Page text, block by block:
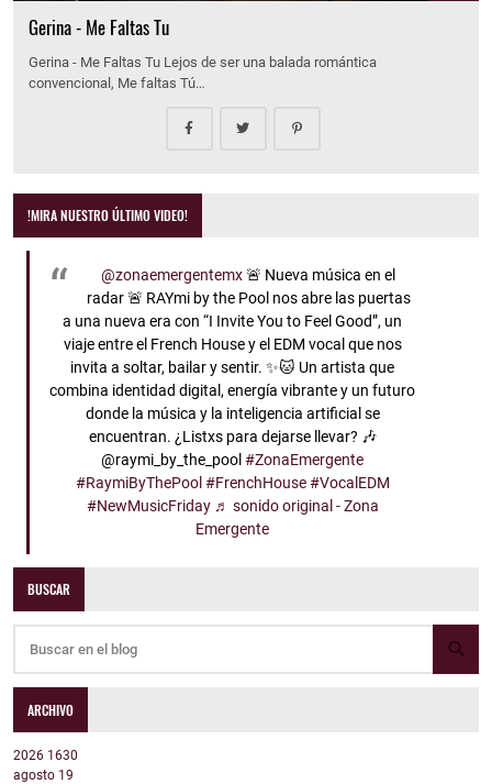
Gerina - Me Faltas Tu
Gerina - Me Faltas Tu Lejos de ser una balada romántica
convencional, Me faltas Tú…
!MIRA NUESTRO ÚLTIMO VIDEO!
@zonaemergentemx🚨 Nueva música en el
radar 🚨 RAYmi by the Pool nos abre las puertas
a una nueva era con “I Invite You to Feel Good”, un
viaje entre el French House y el EDM vocal que nos
invita a soltar, bailar y sentir. ✨🐱 Un artista que
combina identidad digital, energía vibrante y un futuro
donde la música y la inteligencia artificial se
encuentran. ¿Listxs para dejarse llevar? 🎶
@raymi_by_the_pool #ZonaEmergente
#RaymiByThePool #FrenchHouse #VocalEDM
#NewMusicFriday ♬ sonido original - Zona
Emergente
BUSCAR
ARCHIVO
2026 1630
agosto 19